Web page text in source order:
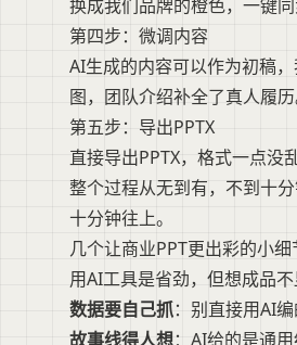
换成我们品牌的橙色，一键
第四步：微调内容
AI生成的内容可以作为初稿
图，团队介绍补全了真人履
第五步：导出PPTX
直接导出PPTX，格式一点没
整个过程从无到有，不到十
十分钟往上。
几个让商业PPT更出彩的小细
用AI工具是省劲，但想成品不
数据要自己抓：别直接用AI
故事线得人想：AI给的是通